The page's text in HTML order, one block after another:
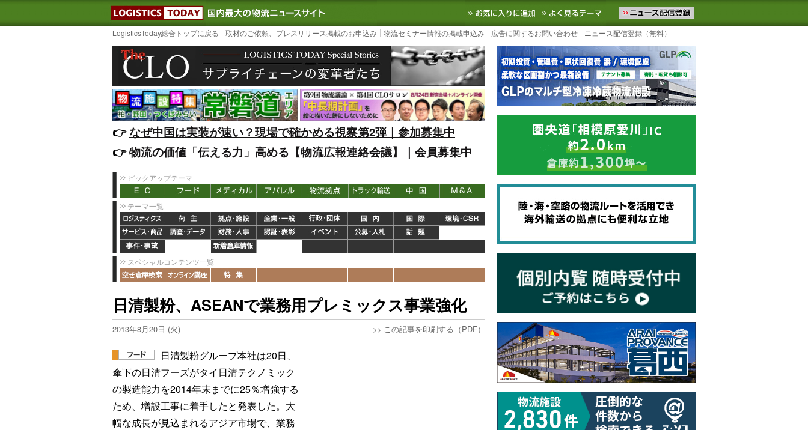
LOGISTICS TODAY｜国内最大の物流ニュースサイト3PL, SCMなど国内外の最新の物流ニュースをお届けします。物流ニュースメール配信を登録す
お気に入りに追加 よく見るテーマ
LogisticsToday総合トップに戻る 取材のご依頼、プレスリリース掲載のお申込み 物流セミナー情報の掲載申込み 広告に関するお問い合わせ ニュース配信登録（無料）
👉️なぜ中国は実装が速い？現場で確かめる視察第2弾｜参加募集中
👉️物流の価値「伝える力」高める【物流広報連絡会議】｜会員募集中
ピックアップテーマ
テーマ一覧
スペシャルコンテンツ一覧
日清製粉、ASEANで業務用プレミックス事業強化
2013年8月20日 (火) >> この記事を印刷する（PDF）
日清製粉グループ本社は20日、
傘下の日清フーズがタイ日清テクノミック
の製造能力を2014年末までに25％増強する
ため、増設工事に着手したと発表した。大
幅な成長が見込まれるアジア市場で、業務